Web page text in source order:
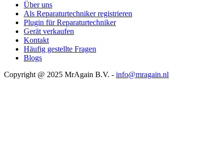
Über uns
Als Reparaturtechniker registrieren
Plugin für Reparaturtechniker
Gerät verkaufen
Kontakt
Häufig gestellte Fragen
Blogs
Copyright @ 2025 MrAgain B.V. - info@mragain.nl